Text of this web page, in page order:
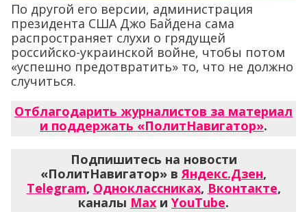
По другой его версии, администрация
президента США Джо Байдена сама
распространяет слухи о грядущей
российско-украинской войне, чтобы потом
«успешно предотвратить» то, что не должно
случиться.
Отблагодарить журналистов за материал
и поддержать «ПолитНавигатор».
Подпишитесь на новости
«ПолитНавигатор» вЯндекс.Дзен,
Telegram, Одноклассниках, Вконтакте,
каналы Max и YouTube.